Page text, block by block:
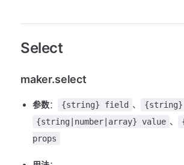
Select
maker.select
参数： {string} field 、
{string|number|array} value 、
props